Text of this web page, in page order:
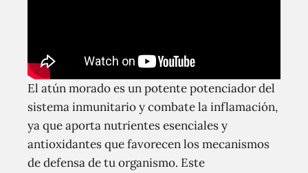
El atún morado es un potente potenciador del
sistema inmunitario y combate la inflamación,
ya que aporta nutrientes esenciales y
antioxidantes que favorecen los mecanismos
de defensa de tu organismo. Este